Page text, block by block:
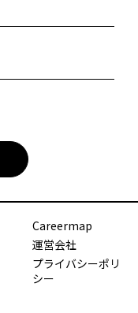
Careermap
運営会社
プライバシーポリ
シー